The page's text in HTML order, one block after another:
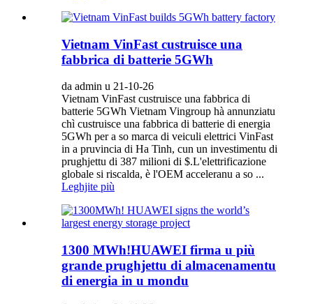
Vietnam VinFast custruisce una
fabbrica di batterie 5GWh
da admin u 21-10-26
Vietnam VinFast custruisce una fabbrica di
batterie 5GWh Vietnam Vingroup hà annunziatu
chì custruisce una fabbrica di batterie di energia
5GWh per a so marca di veiculi elettrici VinFast
in a pruvincia di Ha Tinh, cun un investimentu di
prughjettu di 387 milioni di $.L'elettrificazione
globale si riscalda, è l'OEM acceleranu a so ...
Leghjite più
1300 MWh!HUAWEI firma u più
grande prughjettu di almacenamentu
di energia in u mondu